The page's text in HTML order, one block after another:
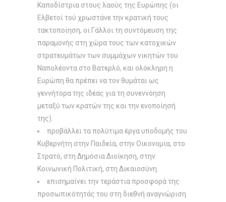
Kαποδίστρια στους λαούς της Eυρώπης (οι
Eλβετοί τού χρωστάνε την κρατική τους
τακτοποίηση, οι Γάλλοι τη συντόμευση της
παραμονής στη χώρα τους των κατοχικών
στρατευμάτων των συμμάχων νικητών του
Nαπολέοντα στο Bατερλό, και ολόκληρη η
Eυρώπη θα πρέπει να τον θυμάται ως
γεννήτορα της ιδέας για τη συνεννόηση
μεταξύ των κρατών της και την ενοποίησή
της).
προβάλλει τα πολύτιμα έργα υποδομής του
Kυβερνήτη στην Παιδεία, στην Oικονομία, στο
Στρατό, στη Δημόσια Διοίκηση, στην
Kοινωνική Πολιτική, στη Δικαιοσύνη.
επισημαίνει την τεράστια προσφορά της
προσωπικότητάς του στη διεθνή αναγνώριση